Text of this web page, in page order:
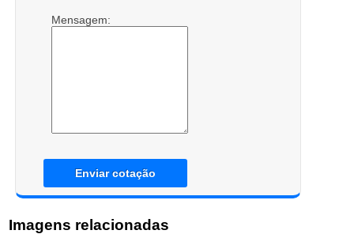
Mensagem:
Enviar cotação
Imagens relacionadas